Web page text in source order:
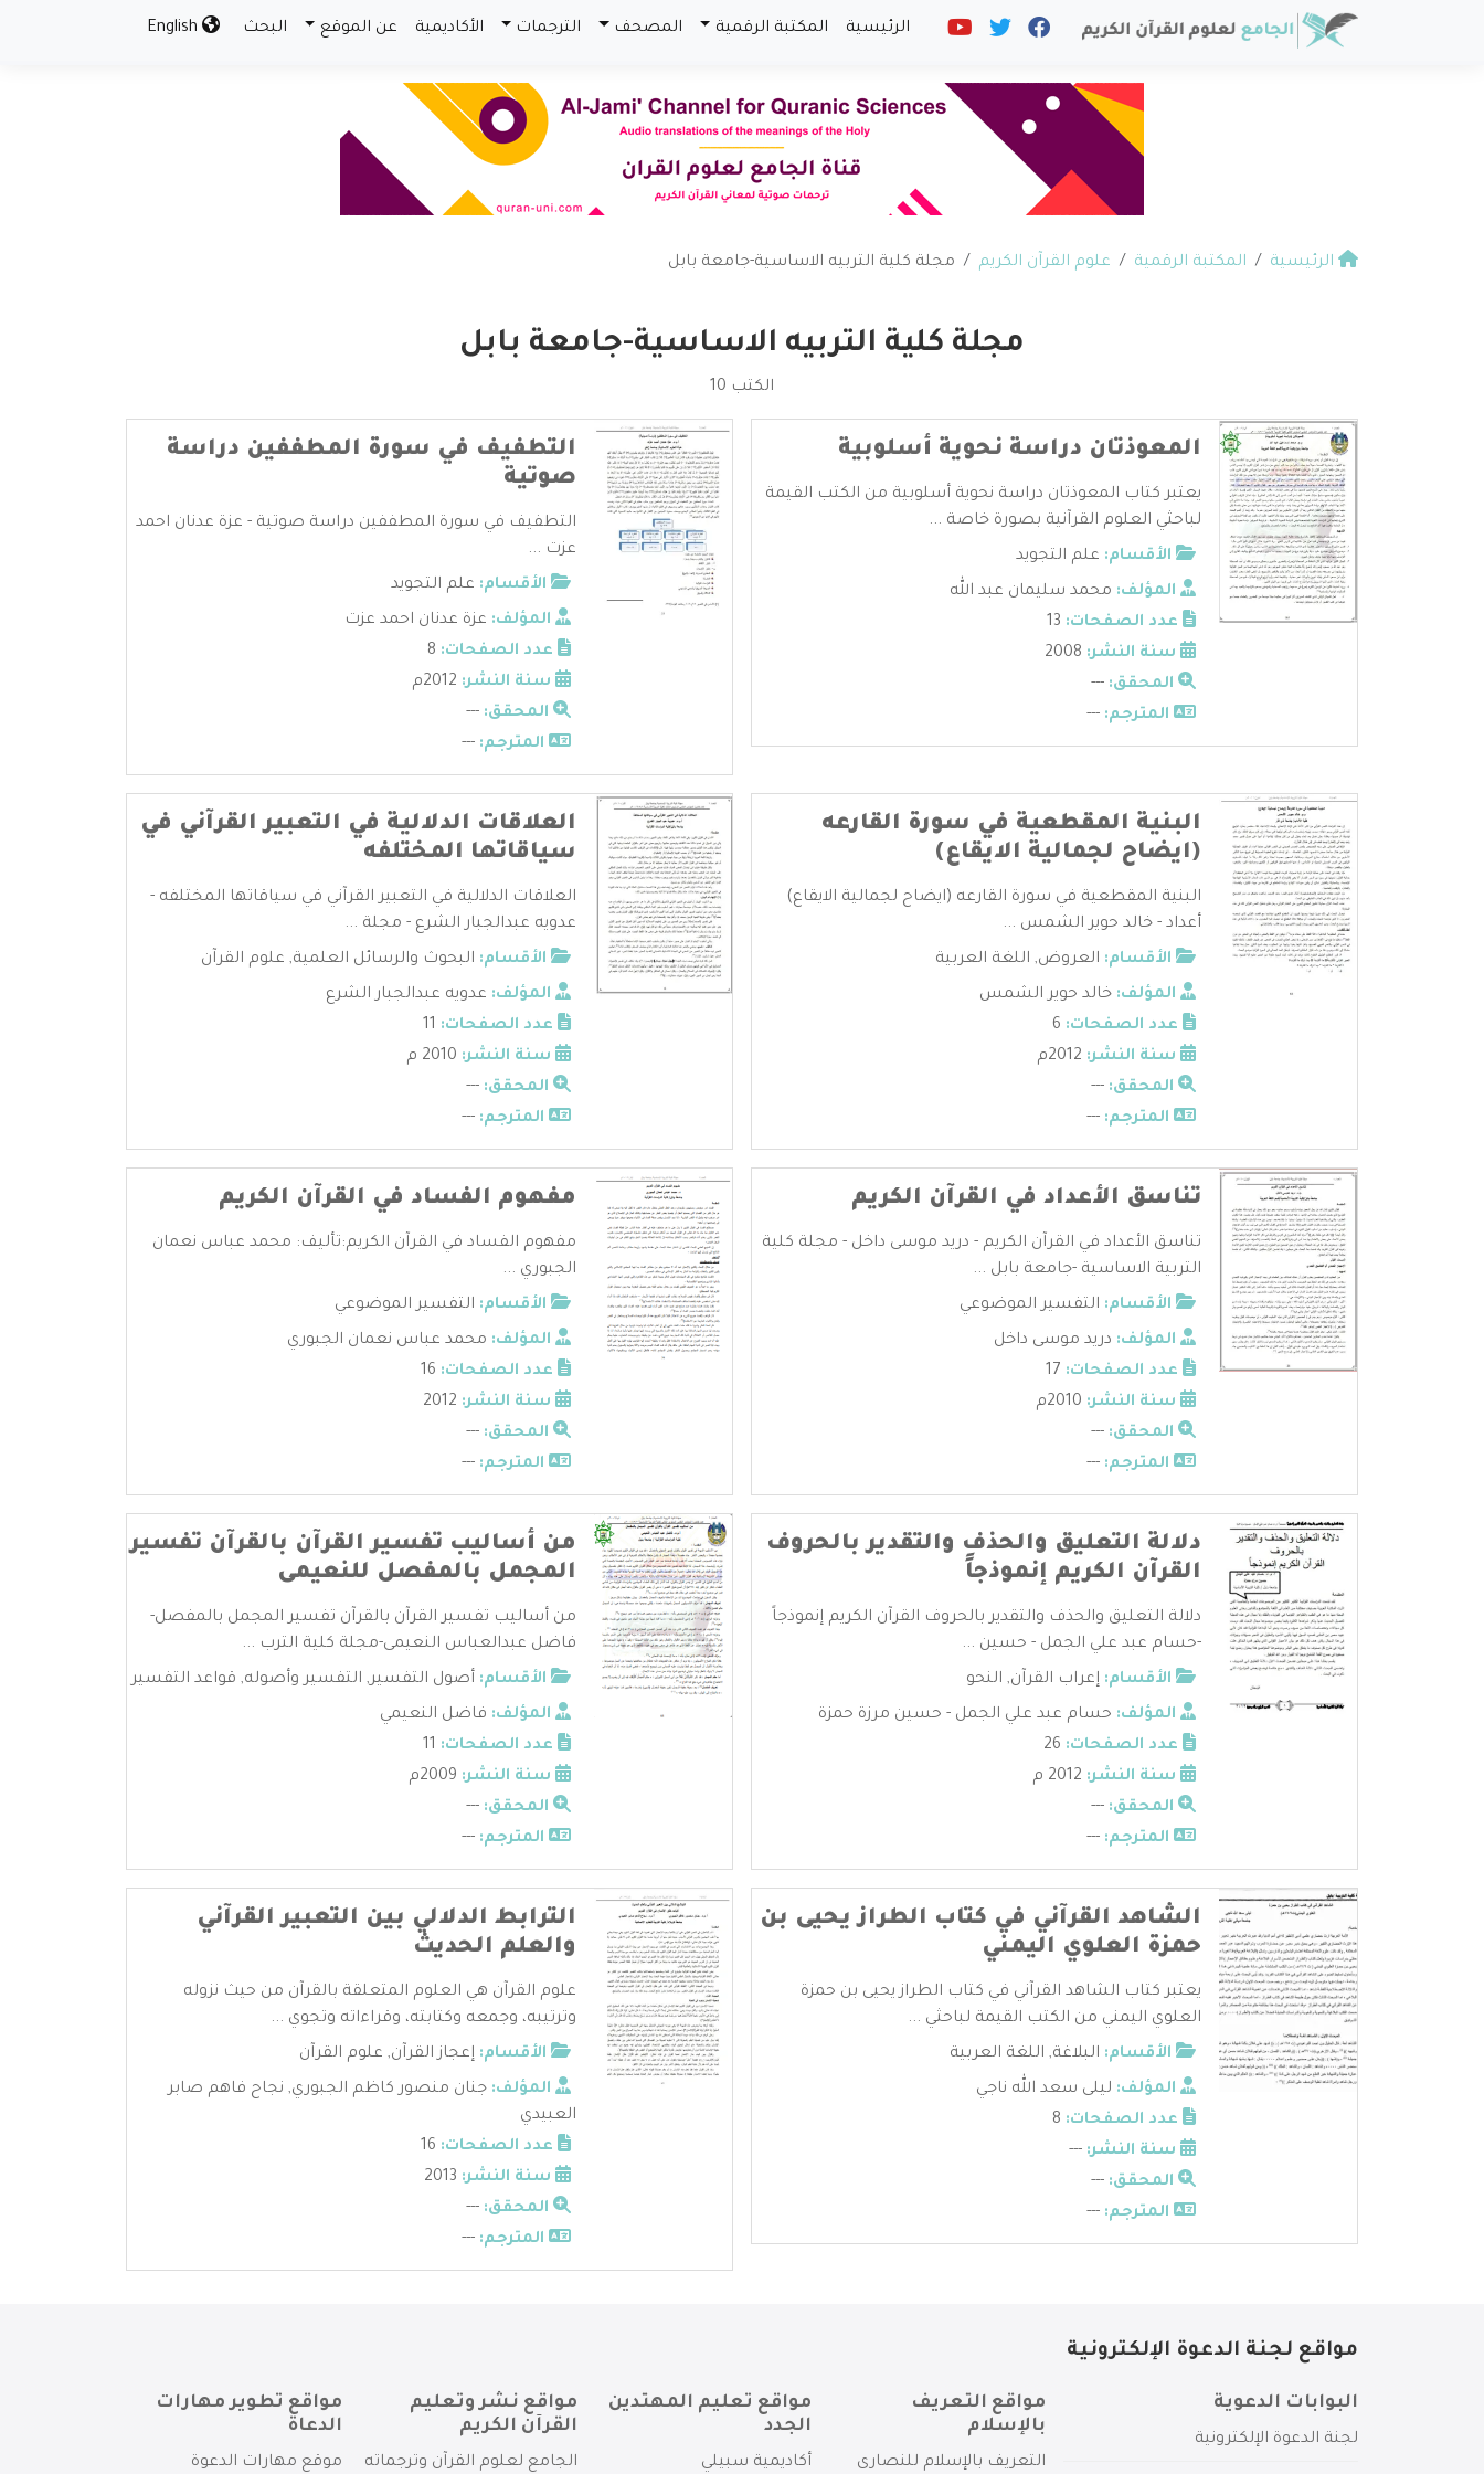
الرئيسية المكتبة الرقمية المصحف الترجمات الأكاديمية عن الموقع البحث
الرئيسية المكتبة الرقمية علوم القرآن الكريم مجلة كلية التربيه الاساسية-جامعة بابل
مجلة كلية التربيه الاساسية-جامعة بابل
الكتب 10
المعوذتان دراسة نحوية أسلوبية
يعتبر كتاب المعوذتان دراسة نحوية أسلوبية من الكتب القيمة
لباحثي العلوم القرآنية بصورة خاصة ...
الأقسام: علم التجويد
المؤلف: محمد سليمان عبد الله
عدد الصفحات:
سنة النشر:
المحقق: ---
المترجم: ---
التطفيف في سورة المطففين دراسة
صوتية
التطفيف في سورة المطففين دراسة صوتية - عزة عدنان احمد
عزت ...
الأقسام: علم التجويد
المؤلف: عزة عدنان احمد عزت
عدد الصفحات:
سنة النشر:
المحقق: ---
المترجم: ---
البنية المقطعية في سورة القارعه
(ايضاح لجمالية الايقاع)
البنية المقطعية في سورة القارعه (ايضاح لجمالية الايقاع)
أعداد - خالد حوير الشمس ...
الأقسام: العروض, اللغة العربية
المؤلف: خالد حوير الشمس
عدد الصفحات:
سنة النشر:
المحقق: ---
المترجم: ---
العلاقات الدلالية في التعبير القرآني في
سياقاتها المختلفه
العلاقات الدلالية في التعبير القرآني في سياقاتها المختلفه -
عدويه عبدالجبار الشرع - مجلة ...
الأقسام: البحوث والرسائل العلمية, علوم القرآن
المؤلف: عدويه عبدالجبار الشرع
عدد الصفحات:
سنة النشر:
المحقق: ---
المترجم: ---
تناسق الأعداد في القرآن الكريم
تناسق الأعداد في القرآن الكريم - دريد موسى داخل - مجلة كلية
التربية الاساسية -جامعة بابل ...
الأقسام: التفسير الموضوعي
المؤلف: دريد موسى داخل
عدد الصفحات:
سنة النشر:
المحقق: ---
المترجم: ---
مفهوم الفساد في القرآن الكريم
مفهوم الفساد في القرآن الكريم:تأليف: محمد عباس نعمان
الجبوري ...
الأقسام: التفسير الموضوعي
المؤلف: محمد عباس نعمان الجبوري
عدد الصفحات:
سنة النشر:
المحقق: ---
المترجم: ---
دلالة التعليق والحذف والتقدير بالحروف
القرآن الكريم إنموذجاً
دلالة التعليق والحذف والتقدير بالحروف القرآن الكريم إنموذجاً
-حسام عبد علي الجمل - حسين ...
الأقسام: إعراب القرآن, النحو
المؤلف: حسام عبد علي الجمل - حسين مرزة حمزة
عدد الصفحات:
سنة النشر:
المحقق: ---
المترجم: ---
من أساليب تفسير القرآن بالقرآن تفسير
المجمل بالمفصل للنعيمى
من أساليب تفسير القرآن بالقرآن تفسير المجمل بالمفصل-
فاضل عبدالعباس النعيمى-مجلة كلية الترب ...
الأقسام: أصول التفسير, التفسير وأصوله, قواعد التفسير
المؤلف: فاضل النعيمي
عدد الصفحات:
سنة النشر:
المحقق: ---
المترجم: ---
الشاهد القرآني في كتاب الطراز يحيى بن
حمزة العلوي اليمني
يعتبر كتاب الشاهد القرآني في كتاب الطراز يحيى بن حمزة
العلوي اليمني من الكتب القيمة لباحثي ...
الأقسام: البلاغة, اللغة العربية
المؤلف: ليلى سعد الله ناجي
عدد الصفحات:
سنة النشر: ---
المحقق: ---
المترجم: ---
الترابط الدلالي بين التعبير القرآني
والعلم الحديث
علوم القرآن هي العلوم المتعلقة بالقرآن من حيث نزوله
وترتيبه، وجمعه وكتابته، وقراءاته وتجوي ...
الأقسام: إعجاز القرآن, علوم القرآن
المؤلف: جنان منصور كاظم الجبوري, نجاح فاهم صابر
العبيدي
عدد الصفحات:
سنة النشر:
المحقق: ---
المترجم: ---
مواقع لجنة الدعوة الإلكترونية
البوابات الدعوية
لجنة الدعوة الإلكترونية
مواقع التعريف
بالإسلام
التعريف بالإسلام للنصارى
مواقع تعليم المهتدين
الجدد
أكاديمية سبيلي
مواقع نشر وتعليم
القرآن الكريم
الجامع لعلوم القرآن وترجماته
مواقع تطوير مهارات
الدعاة
موقع مهارات الدعوة